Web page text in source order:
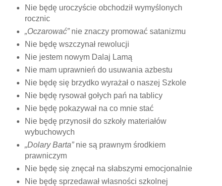
Nie będę uroczyście obchodził wymyślonych
rocznic
„Oczarować”nie znaczy promować satanizmu
Nie będę wszczynał rewolucji
Nie jestem nowym Dalaj Lamą
Nie mam uprawnień do usuwania azbestu
Nie będę się brzydko wyrażał o naszej Szkole
Nie będę rysował gołych pań na tablicy
Nie będę pokazywał na co mnie stać
Nie będę przynosił do szkoły materiałów
wybuchowych
„Dolary Barta” nie są prawnym środkiem
prawniczym
Nie będę się znęcał na słabszymi emocjonalnie
Nie będę sprzedawał własności szkolnej